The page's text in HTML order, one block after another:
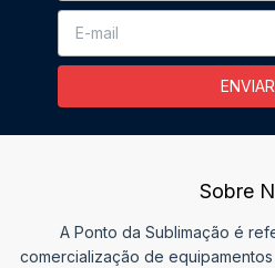
Sobre
A Ponto da Sublimação é
comercialização de